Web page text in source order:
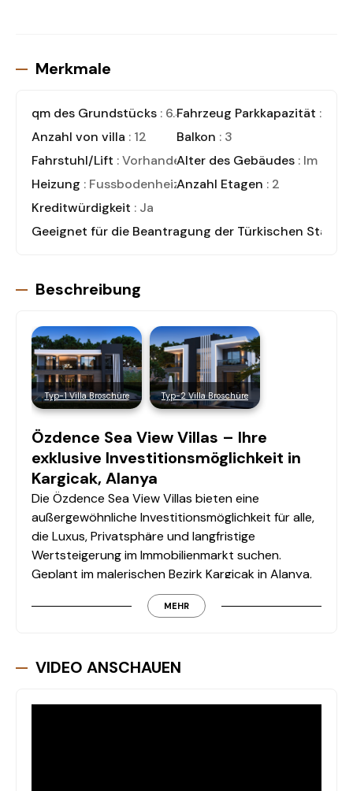
Merkmale
qm des Grundstücks : 6.432,34
Fahrzeug Parkkapazität : 2
Anzahl von villa : 12 Balkon : 3
Fahrstuhl/Lift : VorhandenAlter des Gebäudes : Im Bau
Heizung : FussbodenheizungAnzahl Etagen : 2
Kreditwürdigkeit : Ja
Geeignet für die Beantragung der Türkischen
Beschreibung
Typ-1 Villa Broschüre Typ-2 Villa Broschüre
Özdence Sea View Villas – Ihre
exklusive Investitionsmöglichkeit in
Kargicak, Alanya
Die Özdence Sea View Villas bieten eine
außergewöhnliche Investitionsmöglichkeit für alle,
die Luxus, Privatsphäre und langfristige
Wertsteigerung im Immobilienmarkt suchen.
Geplant im malerischen Bezirk Kargicak in Alanya,
entstehen 12 exklusive Villen, die atemberaubende
Ausblicke auf das Meer, die Natur und die Stadt
Gesamtfläche von 6.432,34 m² verfügt jede Villa
Garten – für unabhängiges Wohnen ohne
MEHR
VIDEO ANSCHAUEN